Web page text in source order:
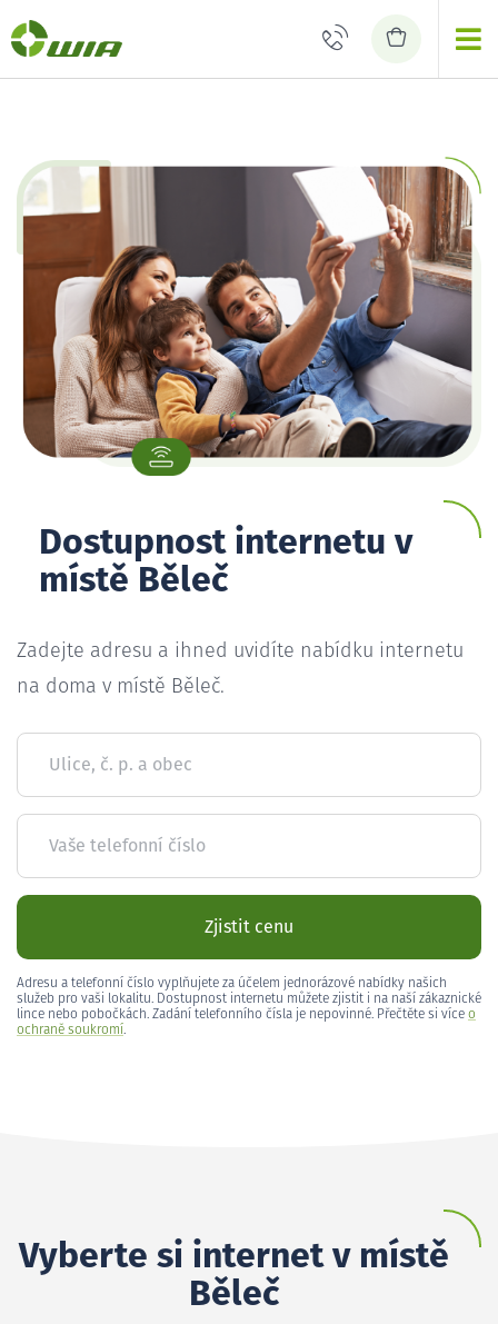
Dostupnost internetu v
místě Běleč
Zadejte adresu a ihned uvidíte nabídku internetu
na doma v místě Běleč.
Ulice, č. p. a obec
Vaše telefonní číslo
Zjistit cenu
Adresu a telefonní číslo vyplňujete za účelem jednorázové nabídky našich
služeb pro vaši lokalitu. Dostupnost internetu můžete zjistit i na naší zákaznické
lince nebo pobočkách. Zadání telefonního čísla je nepovinné. Přečtěte si více o
ochraně soukromí.
Vyberte si internet v místě
Běleč